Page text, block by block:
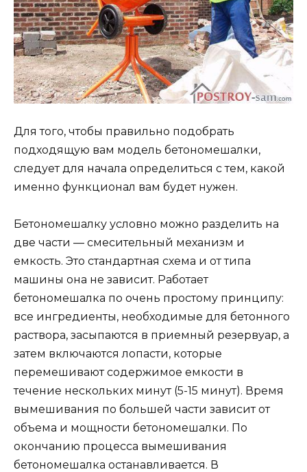
Для того, чтобы правильно подобрать
подходящую вам модель бетономешалки,
следует для начала определиться с тем, какой
именно функционал вам будет нужен.
Бетономешалку условно можно разделить на
две части — смесительный механизм и
емкость. Это стандартная схема и от типа
машины она не зависит. Работает
бетономешалка по очень простому принципу:
все ингредиенты, необходимые для бетонного
раствора, засыпаются в приемный резервуар, а
затем включаются лопасти, которые
перемешивают содержимое емкости в
течение нескольких минут (5-15 минут). Время
вымешивания по большей части зависит от
объема и мощности бетономешалки. По
окончанию процесса вымешивания
бетономешалка останавливается. В